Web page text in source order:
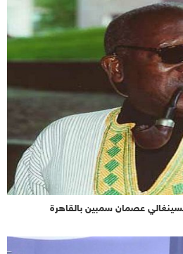
عصمان سمبين بالقاهرة